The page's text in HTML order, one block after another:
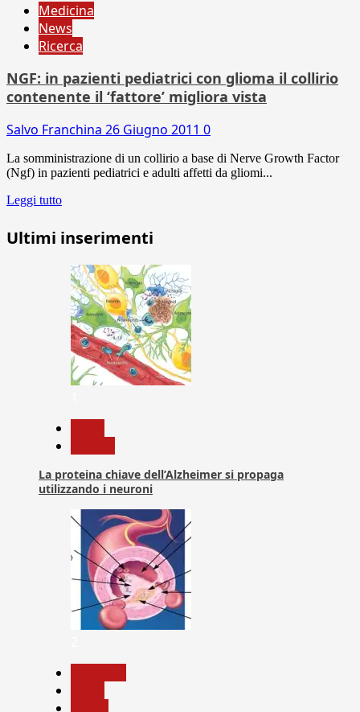
Medicina
News
Ricerca
NGF: in pazienti pediatrici con glioma il collirio
contenente il ‘fattore’ migliora vista
Salvo Franchina 26 Giugno 2011 0
La somministrazione di un collirio a base di Nerve Growth Factor
(Ngf) in pazienti pediatrici e adulti affetti da gliomi...
Leggi tutto
Ultimi inserimenti
La proteina chiave dell’Alzheimer si propaga
utilizzando i neuroni